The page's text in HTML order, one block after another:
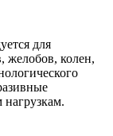
для
желобов, колен,